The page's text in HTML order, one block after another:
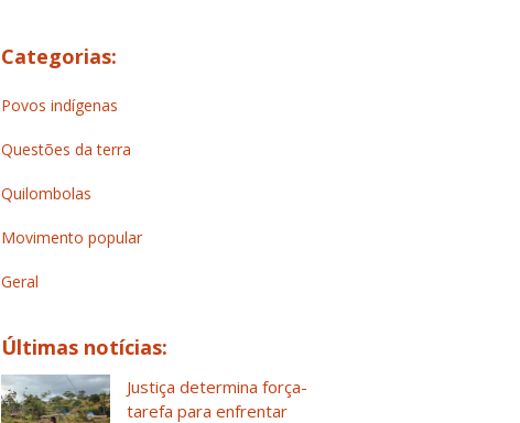
Categorias:
Povos indígenas
Questões da terra
Quilombolas
Movimento popular
Geral
Últimas notícias:
Justiça determina força-
tarefa para enfrentar